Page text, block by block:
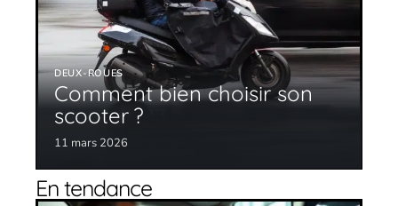
DEUX-ROUES
Comment bien choisir son
scooter ?
11 mars 2026
En tendance